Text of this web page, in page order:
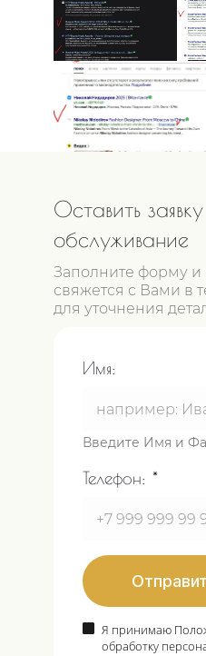
Music
Award /
Яндекс
Николай
Нидодиров
Оставить
обслуживание
Заполните форму
свяжется с Вами в
для уточнения
Имя:
Введите Имя и
Телефон:
Я принимаю
обработку